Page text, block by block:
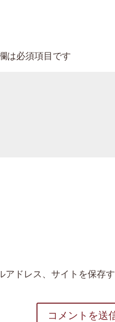
は必須項目です
アドレス、サイトを保存す